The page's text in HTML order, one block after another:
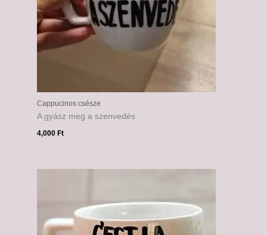
Cappucinos csésze
A gyász meg a szenvedés
4,000Ft